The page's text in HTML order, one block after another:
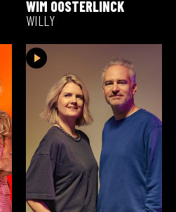
WIM OOSTERLINCK
WILLY